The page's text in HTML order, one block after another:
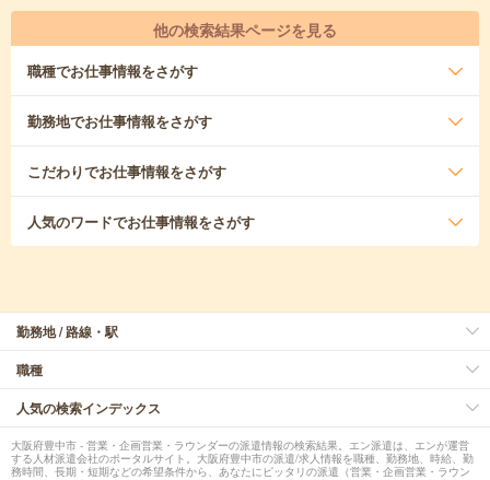
他の検索結果ページを見る
職種でお仕事情報をさがす
勤務地でお仕事情報をさがす
こだわりでお仕事情報をさがす
人気のワードでお仕事情報をさがす
勤務地 / 路線・駅
職種
人気の検索インデックス
大阪府豊中市 - 営業・企画営業・ラウンダーの派遣情報の検索結果。エン派遣は、エンが運営
する人材派遣会社のポータルサイト。大阪府豊中市の派遣/求人情報を職種、勤務地、時給、勤
務時間、長期・短期などの希望条件から、あなたにピッタリの派遣（営業・企画営業・ラウン